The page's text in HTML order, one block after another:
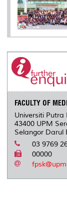
FACULTY OF
Universiti Putra
43400 UPM
Selangor Darul
03 9769
00000